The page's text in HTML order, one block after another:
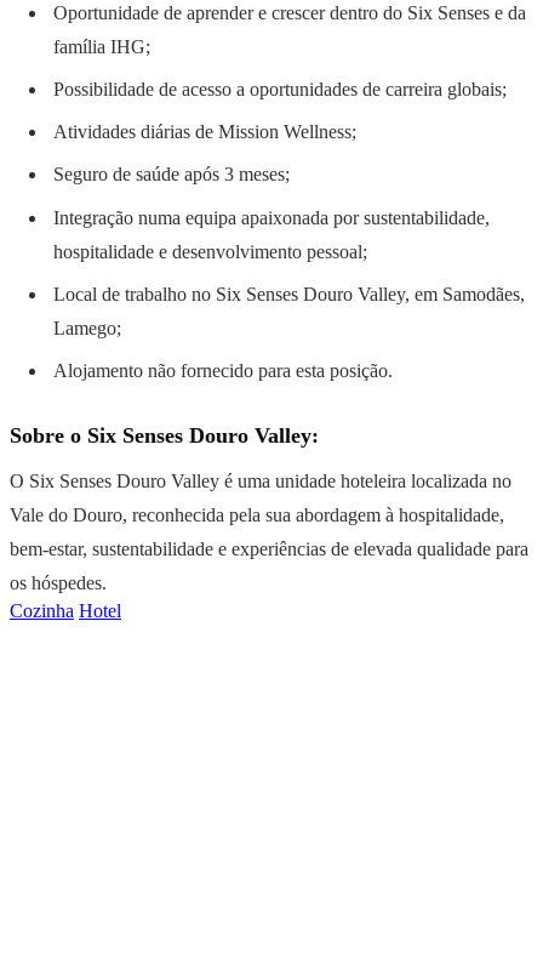
Oportunidade de aprender e crescer dentro do Six Senses e da
família IHG;
Possibilidade de acesso a oportunidades de carreira globais;
Atividades diárias de Mission Wellness;
Seguro de saúde após 3 meses;
Integração numa equipa apaixonada por sustentabilidade,
hospitalidade e desenvolvimento pessoal;
Local de trabalho no Six Senses Douro Valley, em Samodães,
Lamego;
Alojamento não fornecido para esta posição.
Sobre o Six Senses Douro Valley:
O Six Senses Douro Valley é uma unidade hoteleira localizada no
Vale do Douro, reconhecida pela sua abordagem à hospitalidade,
bem-estar, sustentabilidade e experiências de elevada qualidade para
os hóspedes.
Cozinha Hotel